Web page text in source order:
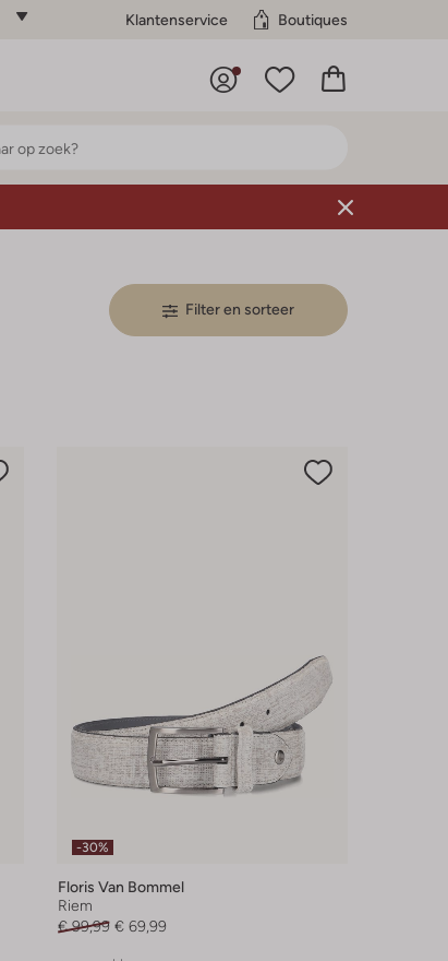
Klantenservice Boutiques
Filter en sorteer
-30%
Floris Van Bommel
Riem
€ 99,99 € 69,99